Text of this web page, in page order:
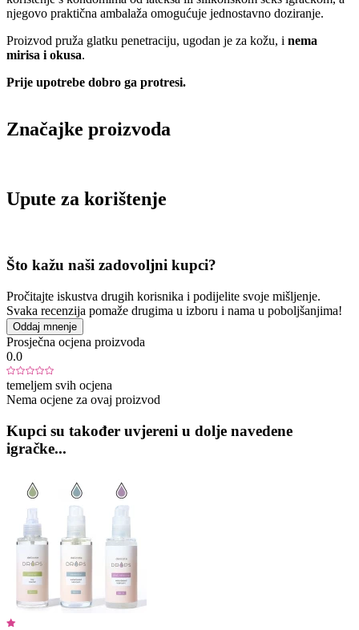
njegovo praktična ambalaža omogućuje jednostavno doziranje.
Proizvod pruža glatku penetraciju, ugodan je za kožu, i nema
mirisa i okusa.
Prije upotrebe dobro ga protresi.
Značajke proizvoda
Upute za korištenje
Što kažu naši zadovoljni kupci?
Pročitajte iskustva drugih korisnika i podijelite svoje mišljenje.
Svaka recenzija pomaže drugima u izboru i nama u poboljšanjima!
Oddaj mnenje
Prosječna ocjena proizvoda
0.0
temeljem svih ocjena
Nema ocjene za ovaj proizvod
Kupci su također uvjereni u dolje navedene
igračke...